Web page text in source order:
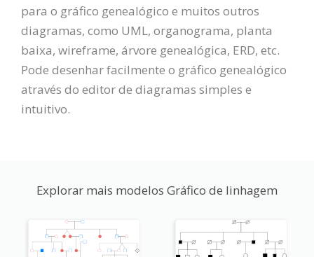
para o gráfico genealógico e muitos outros
diagramas, como UML, organograma, planta
baixa, wireframe, árvore genealógica, ERD, etc.
Pode desenhar facilmente o gráfico genealógico
através do editor de diagramas simples e
intuitivo.
Explorar mais modelos Gráfico de linhagem